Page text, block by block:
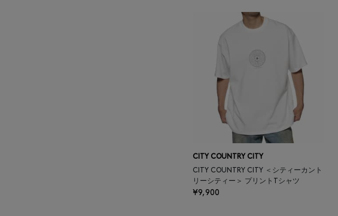
CITY COUNTRY CITY
CITY COUNTRY CITY ＜シティーカント
リーシティー＞ プリントTシャツ
¥9,900